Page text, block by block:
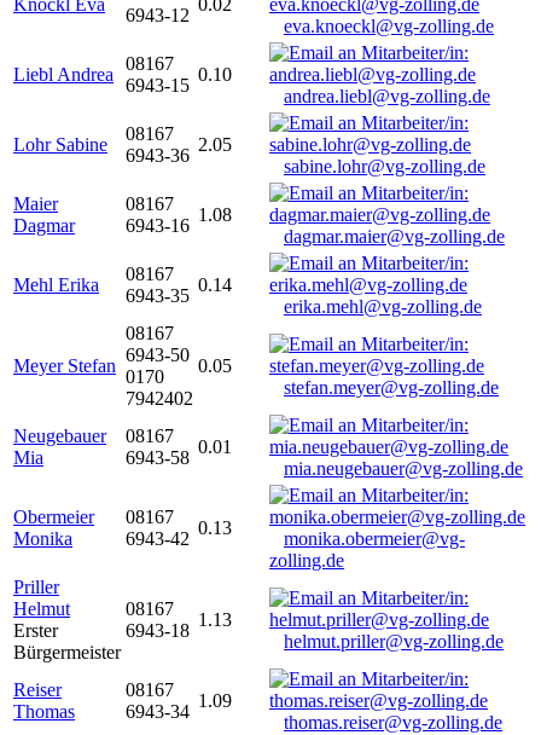
Knöckl Eva
6943-12
0.02
eva.knoeckl@vg-zolling.de
Liebl Andrea
08167
6943-15
0.10
andrea.liebl@vg-zolling.de
Lohr Sabine
08167
6943-36
2.05
sabine.lohr@vg-zolling.de
Maier
Dagmar
08167
6943-16
1.08
dagmar.maier@vg-zolling.de
Mehl Erika
08167
6943-35
0.14
erika.mehl@vg-zolling.de
Meyer Stefan
08167
6943-50
0170
7942402
0.05
stefan.meyer@vg-zolling.de
Neugebauer
Mia
08167
6943-58
0.01
mia.neugebauer@vg-zolling.de
Obermeier
Monika
08167
6943-42
0.13
monika.obermeier@vg-
zolling.de
Priller
Helmut
Erster
Bürgermeister
08167
6943-18
1.13
helmut.priller@vg-zolling.de
Reiser
Thomas
08167
6943-34
1.09
thomas.reiser@vg-zolling.de